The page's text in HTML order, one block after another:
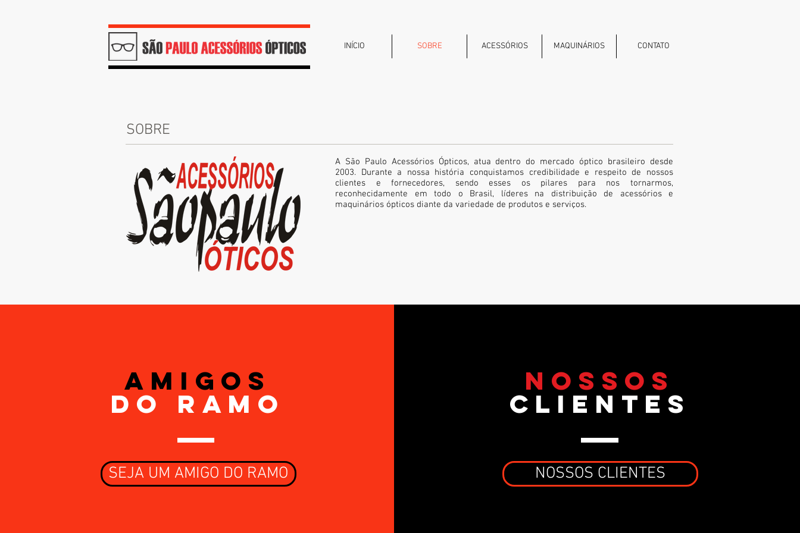
INÍCIO SOBRE ACESSÓRIOS MAQUINÁRIOS CONTATO
SOBRE
A São Paulo Acessórios Ópticos, atua dentro do mercado óptico brasileiro desde
2003. Durante a nossa história conquistamos credibilidade e respeito de nossos
clientes e fornecedores, sendo esses os pilares para nos tornarmos,
reconhecidamente em todo o Brasil, líderes na distribuição de acessórios e
maquinários ópticos diante da variedade de produtos e serviços.
AMIGOS
DO RAMO
SEJA UM AMIGO DO RAMO
nossos
clientes
NOSSOS CLIENTES